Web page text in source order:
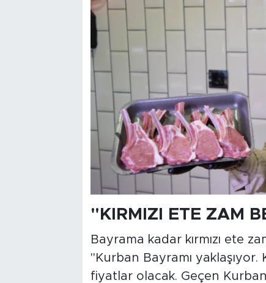
"KIRMIZI ETE ZAM
Bayrama kadar kırmızı ete
"Kurban Bayramı yaklaşıyor.
fiyatlar olacak. Geçen